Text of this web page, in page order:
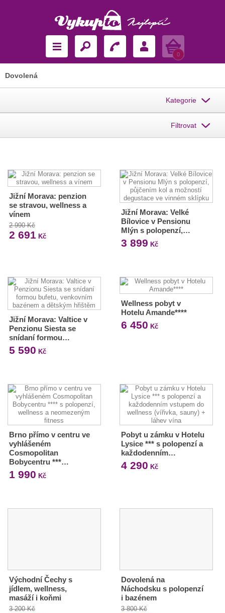
Košík
0
Dovolená
Kategorie
Filtrovat
Jižní Morava: penzion
se stravou, wellness a
vínem
2 990 Kč
2 691 Kč
Jižní Morava: Velké
Bílovice v Pensionu
Mlýn s polopenzí,…
3 899 Kč
Jižní Morava: Valtice v
Penzionu Siesta se
snídaní formou…
5 590 Kč
Wellness pobyt v
Hotelu Amande****
6 450 Kč
Brno přímo v centru ve
vyhlášeném
Cosmopolitan
Bobycentru ***…
1 990 Kč
Pobyt u zámku v Hotelu
Lysice *** s polopenzí a
každodenním…
4 290 Kč
Východní Čechy s
jídlem, wellness,
masáží i koňmi
3 200 Kč
Dovolená na
Náchodsku s polopenzí
i bazénem
3 800 Kč